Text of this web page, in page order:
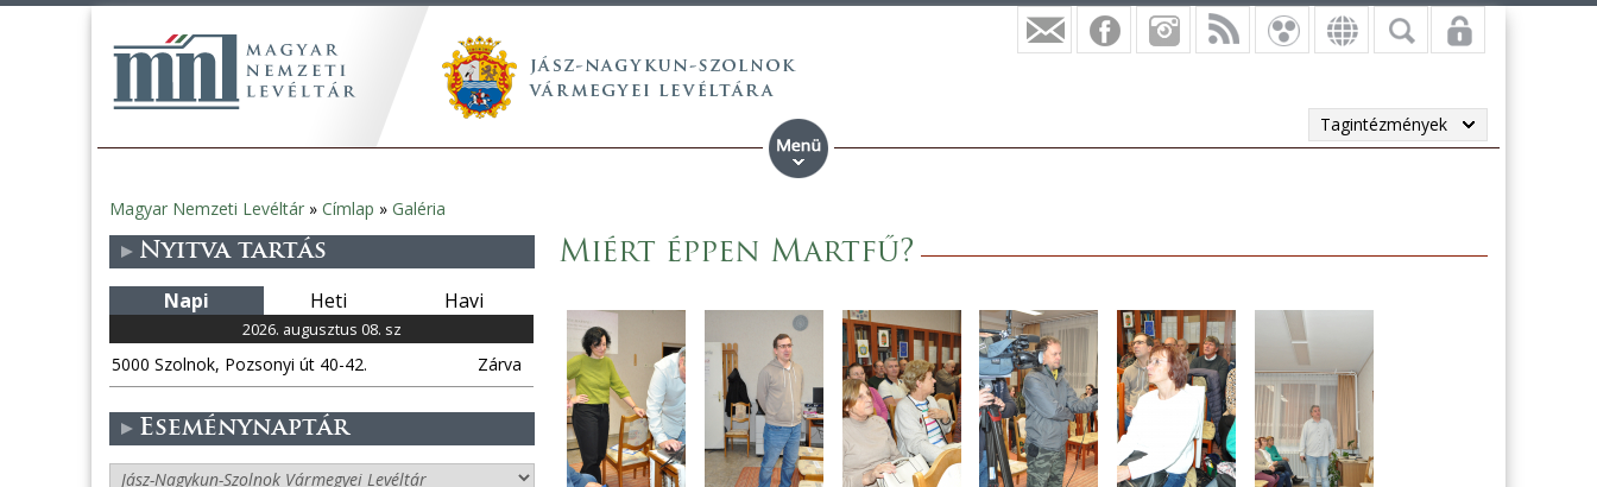
Tagintézmények
Jelenlegi
hely
Magyar Nemzeti Levéltár » Címlap » Galéria
Miért éppen Martfű?
Nyitva tartás
Napi Heti Havi
2026. augusztus 08. sz
5000 Szolnok, Pozsonyi út 40-42. Zárva
Eseménynaptár